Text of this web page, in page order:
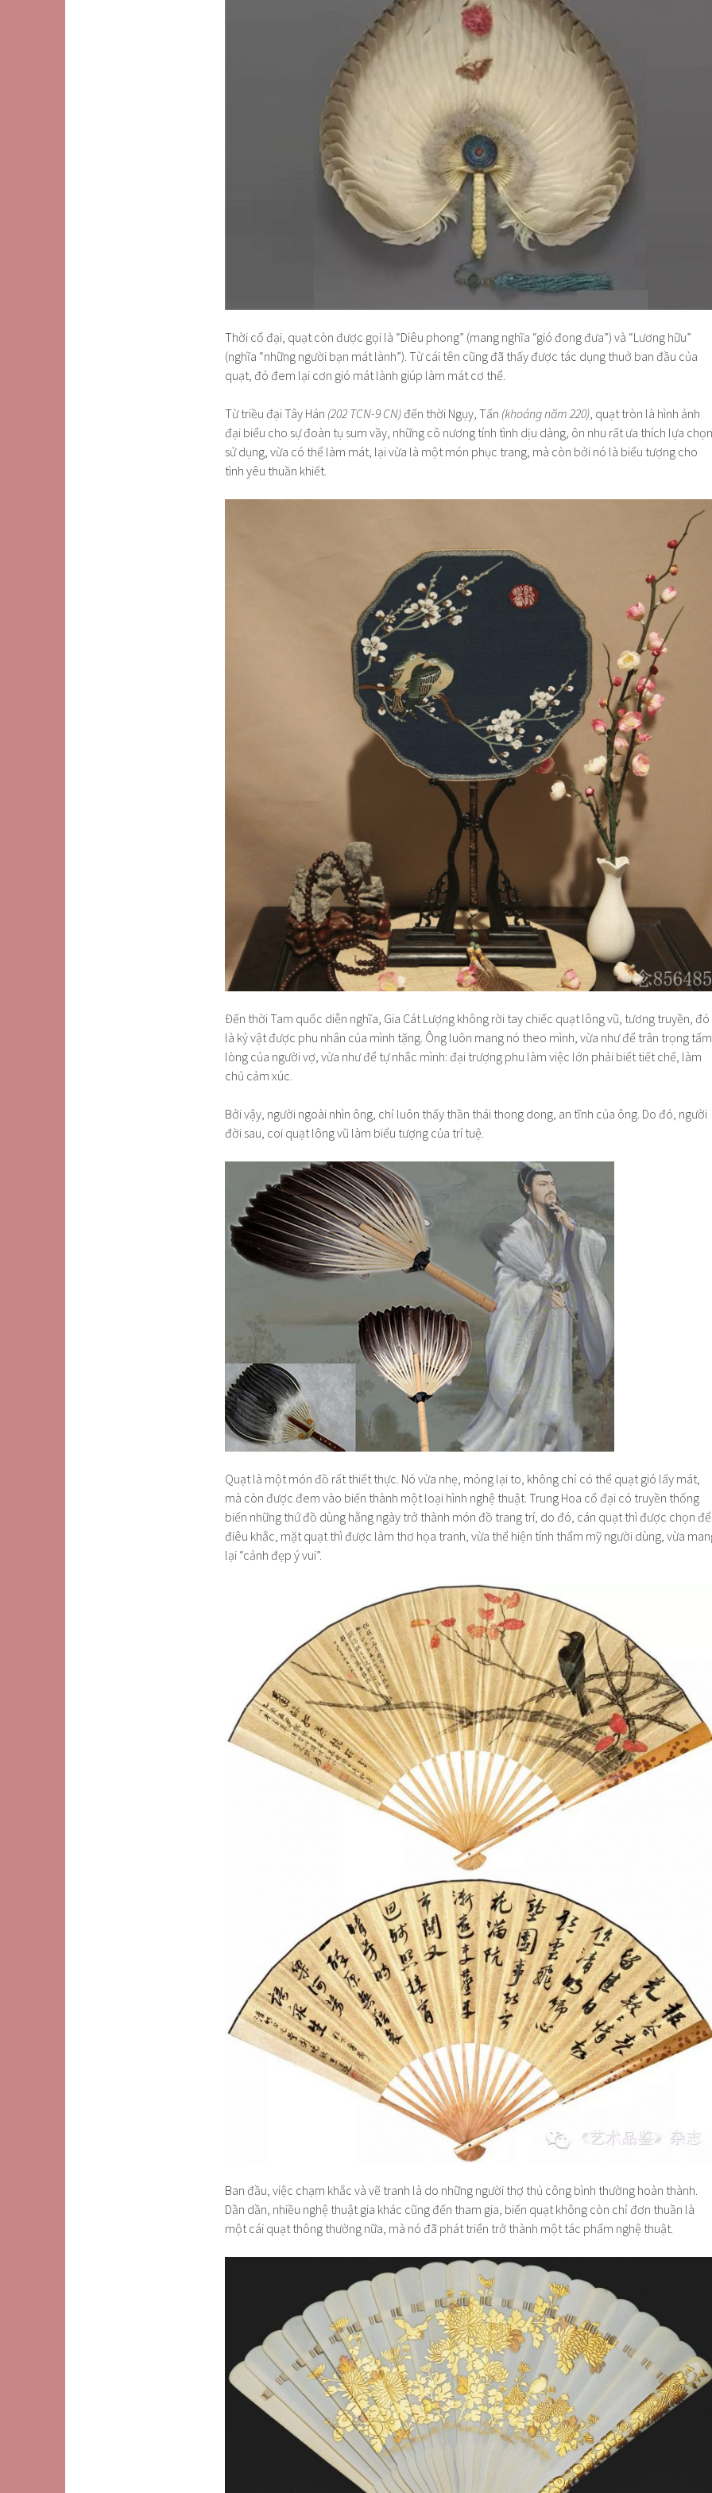
Thời cổ đại, quạt còn được gọi là “Diêu phong” (mang nghĩa “gió đong đưa”) và “Lương hữu”
(nghĩa “những người bạn mát lành”). Từ cái tên cũng đã thấy được tác dụng thuở ban đầu của
quạt, đó đem lại cơn gió mát lành giúp làm mát cơ thể.
Từ triều đại Tây Hán (202 TCN-9 CN)đến thời Ngụy, Tấn (khoảng năm 220) , quạt tròn là hình ảnh
đại biểu cho sự đoàn tụ sum vầy, những cô nương tính tình dịu dàng, ôn nhu rất ưa thích lựa chọn
sử dụng, vừa có thể làm mát, lại vừa là một món phục trang, mà còn bởi nó là biểu tượng cho
tình yêu thuần khiết.
Đến thời Tam quốc diễn nghĩa, Gia Cát Lượng không rời tay chiếc quạt lông vũ, tương truyền, đó
là kỷ vật được phu nhân của mình tặng. Ông luôn mang nó theo mình, vừa như để trân trọng tấm
lòng của người vợ, vừa như để tự nhắc mình: đại trượng phu làm việc lớn phải biết tiết chế, làm
chủ cảm xúc.
Bởi vậy, người ngoài nhìn ông, chỉ luôn thấy thần thái thong dong, an tĩnh của ông. Do đó, người
đời sau, coi quạt lông vũ làm biểu tượng của trí tuệ.
Quạt là một món đồ rất thiết thực. Nó vừa nhẹ, mỏng lại to, không chỉ có thể quạt gió lấy mát,
mà còn được đem vào biến thành một loại hình nghệ thuật. Trung Hoa cổ đại có truyền thống
biến những thứ đồ dùng hằng ngày trở thành món đồ trang trí, do đó, cán quạt thì được chọn để
điêu khắc, mặt quạt thì được làm thơ họa tranh, vừa thể hiện tính thẩm mỹ người dùng, vừa
lại “cảnh đẹp ý vui”.
Ban đầu, việc chạm khắc và vẽ tranh là do những người thợ thủ công bình thường hoàn thành.
Dần dần, nhiều nghệ thuật gia khác cũng đến tham gia, biến quạt không còn chỉ đơn thuần là
một cái quạt thông thường nữa, mà nó đã phát triển trở thành một tác phẩm nghệ thuật.